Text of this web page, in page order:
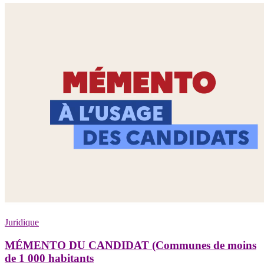
Juridique
MÉMENTO DU CANDIDAT (Communes de moins
de 1 000 habitants